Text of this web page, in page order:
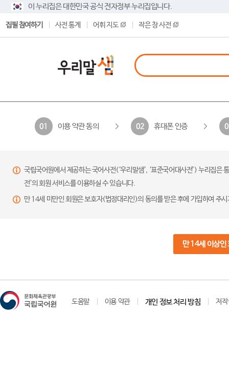
이 누리집은 대한민국 공식 전자정부 누리집입니다.
집필 참여하기 사전 통계 어휘 지도 작은 창 사전
01 이용 약관 동의 02 휴대폰 인증
국립국어원에서 제공하는 국어사전(‘우리말샘’, ‘표준국어대사전’) 누리집
전’의 회원 서비스를 이용하실 수 있습니다.
만 14세 미만인 회원은 보호자(법정대리인)의 동의를 받은 후에 가입하여 주
만 14세 이상인
도움말 이용 약관 개인 정보 처리 방침 저